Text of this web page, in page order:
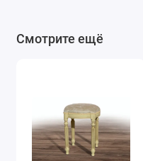
Смотрите ещё